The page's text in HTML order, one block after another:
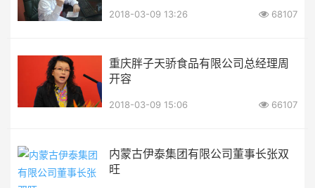
2018-03-09 13:26 68107
重庆胖子天骄食品有限公司总经理周
开容
2018-03-09 15:06 66107
内蒙古伊泰集团有限公司董事长张双
旺